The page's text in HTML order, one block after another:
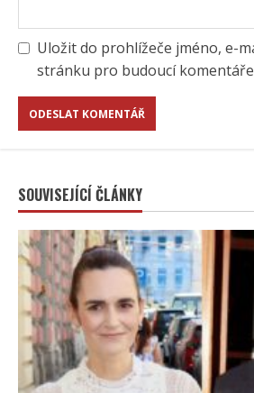
Uložit do prohlížeče jméno, e-
stránku pro budoucí
SOUVISEJÍCÍ ČLÁNKY